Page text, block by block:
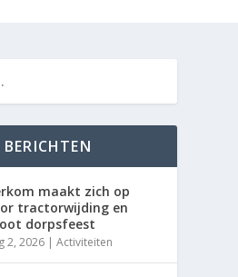
BERICHTEN
maakt zich op
tractorwijding en
dorpsfeest
2, 2026 |Activiteiten